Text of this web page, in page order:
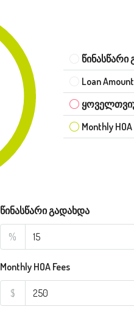
წინასწარი
Loan Amount
Monthly HOA
წინასწარი გადახდა
%
Monthly HOA Fees
$